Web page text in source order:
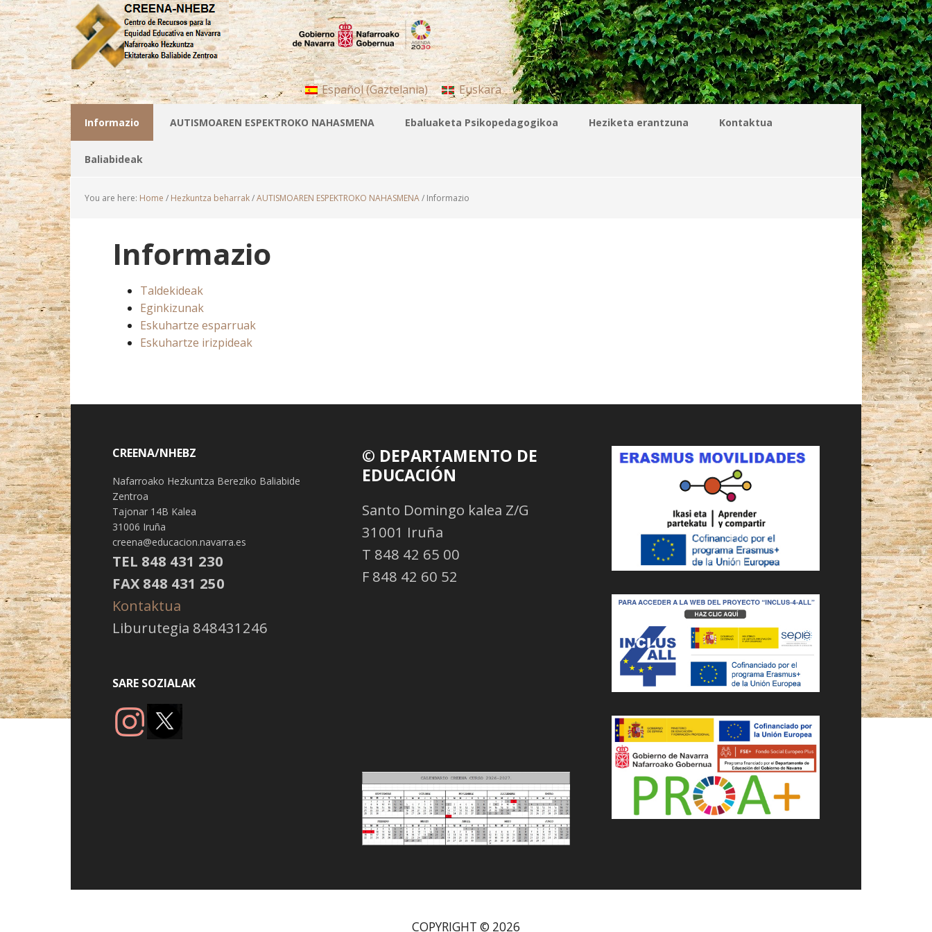
Español(Gaztelania) Euskara
Informazio AUTISMOAREN ESPEKTROKO NAHASMENA Ebaluaketa Psikopedagogikoa Heziketa erantzuna Kontaktua
Baliabideak
You are here: Home / Hezkuntza beharrak/AUTISMOAREN ESPEKTROKO NAHASMENA/ Informazio
Informazio
Taldekideak
Eginkizunak
Eskuhartze esparruak
Eskuhartze irizpideak
CREENA/NHEBZ
Nafarroako Hezkuntza Bereziko Baliabide
Zentroa
Tajonar 14B Kalea
31006 Iruña
creena@educacion.navarra.es
TEL 848 431 230
FAX 848 431 250
Kontaktua
Liburutegia 848431246
SARE SOZIALAK
© DEPARTAMENTO DE
EDUCACIÓN
Santo Domingo kalea Z/G
31001 Iruña
T 848 42 65 00
F 848 42 60 52
COPYRIGHT © 2026